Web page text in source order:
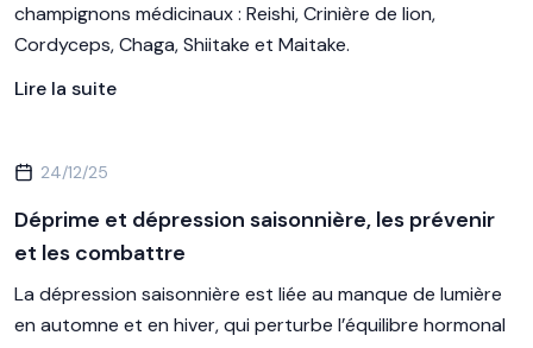
champignons médicinaux : Reishi, Crinière de lion,
Cordyceps, Chaga, Shiitake et Maitake.
Lire la suite
24/12/25
Déprime et dépression saisonnière, les prévenir
et les combattre
La dépression saisonnière est liée au manque de lumière
en automne et en hiver, qui perturbe l’équilibre hormonal